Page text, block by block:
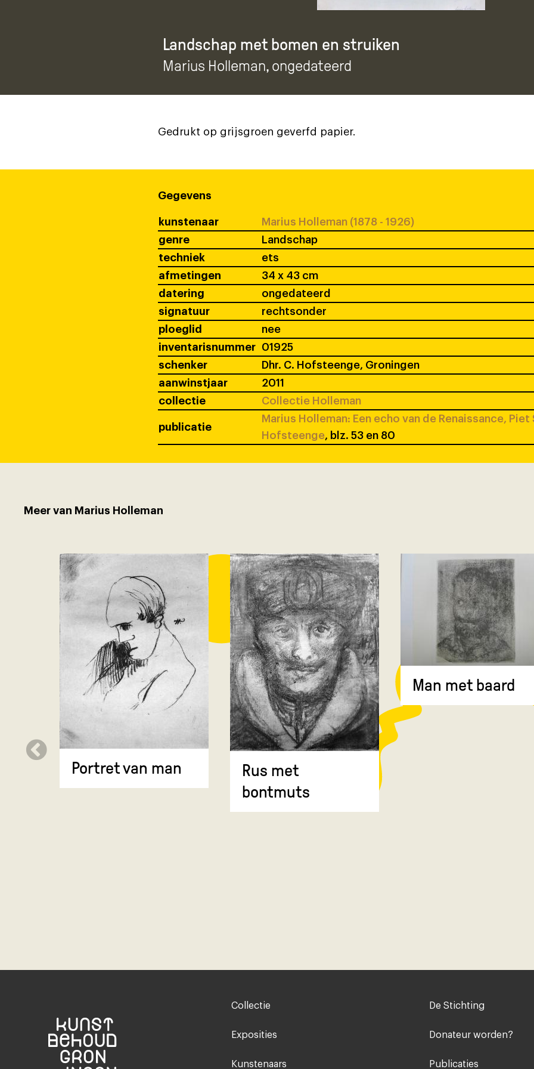
Landschap met bomen en struiken
Marius Holleman, ongedateerd
Gedrukt op grijsgroen geverfd papier.
Gegevens
kunstenaar
Marius Holleman (1878 - 1926)
genre
Landschap
techniek
ets
afmetingen
34 x 43 cm
datering
ongedateerd
signatuur
rechtsonder
ploeglid
nee
inventarisnummer
01925
schenker
Dhr. C. Hofsteenge, Groningen
aanwinstjaar
2011
collectie
Collectie Holleman
publicatie
Marius Holleman: Een echo van de Renaissance, Piet
Hofsteenge, blz. 53 en 80
Meer van Marius Holleman
Portret van man
Rus met
bontmuts
Man met baard
Footer-
Collectie
Exposities
Kunstenaars
Voet
De Stichting
Donateur worden?
Publicaties